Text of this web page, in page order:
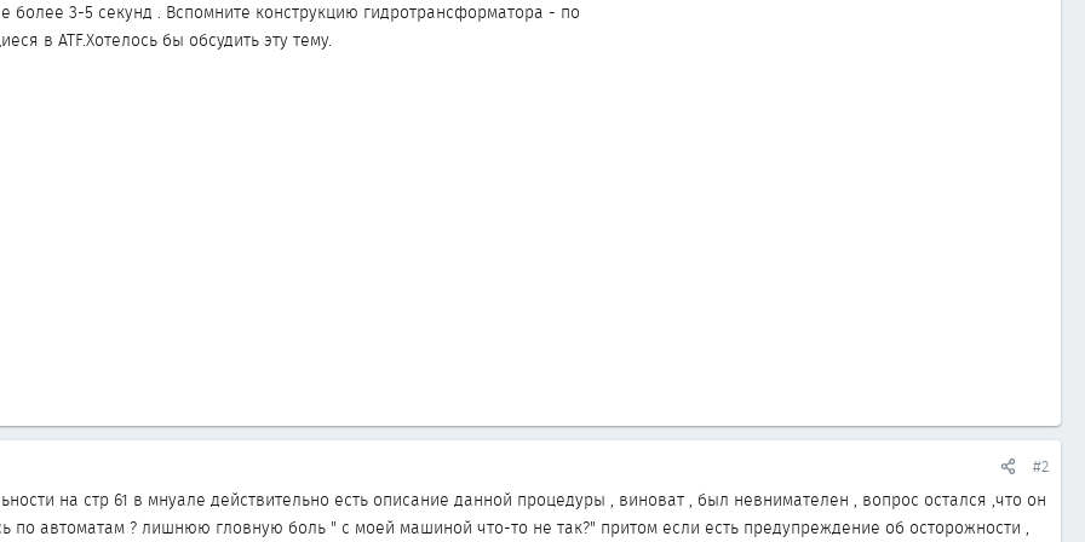
более 3-5 секунд . Вспомните конструкцию гидротрансформатора - по
в ATF.Хотелось бы обсудить эту тему.
#2
на стр 61 в мнуале действительно есть описание данной процедуры , виноват , был невнимателен , вопрос остался ,что он
по автоматам ? лишнюю гловную боль " с моей машиной что-то не так?" притом если есть предупреждение об осторожности ,